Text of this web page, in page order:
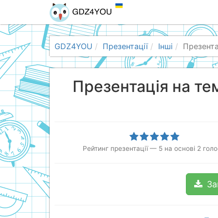
GDZ4YOU Презентації Інші
Презентація на
Рейтинг презентації — 5 на основі 2